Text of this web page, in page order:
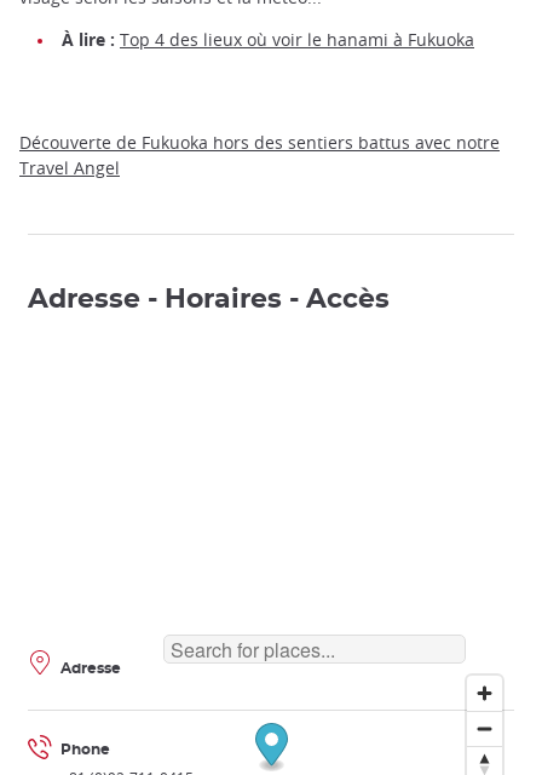
À lire : Top 4 des lieux où voir le hanami à Fukuoka
Découverte de Fukuoka hors des sentiers battus avec notre
Travel Angel
Adresse - Horaires - Accès
Adresse
Phone